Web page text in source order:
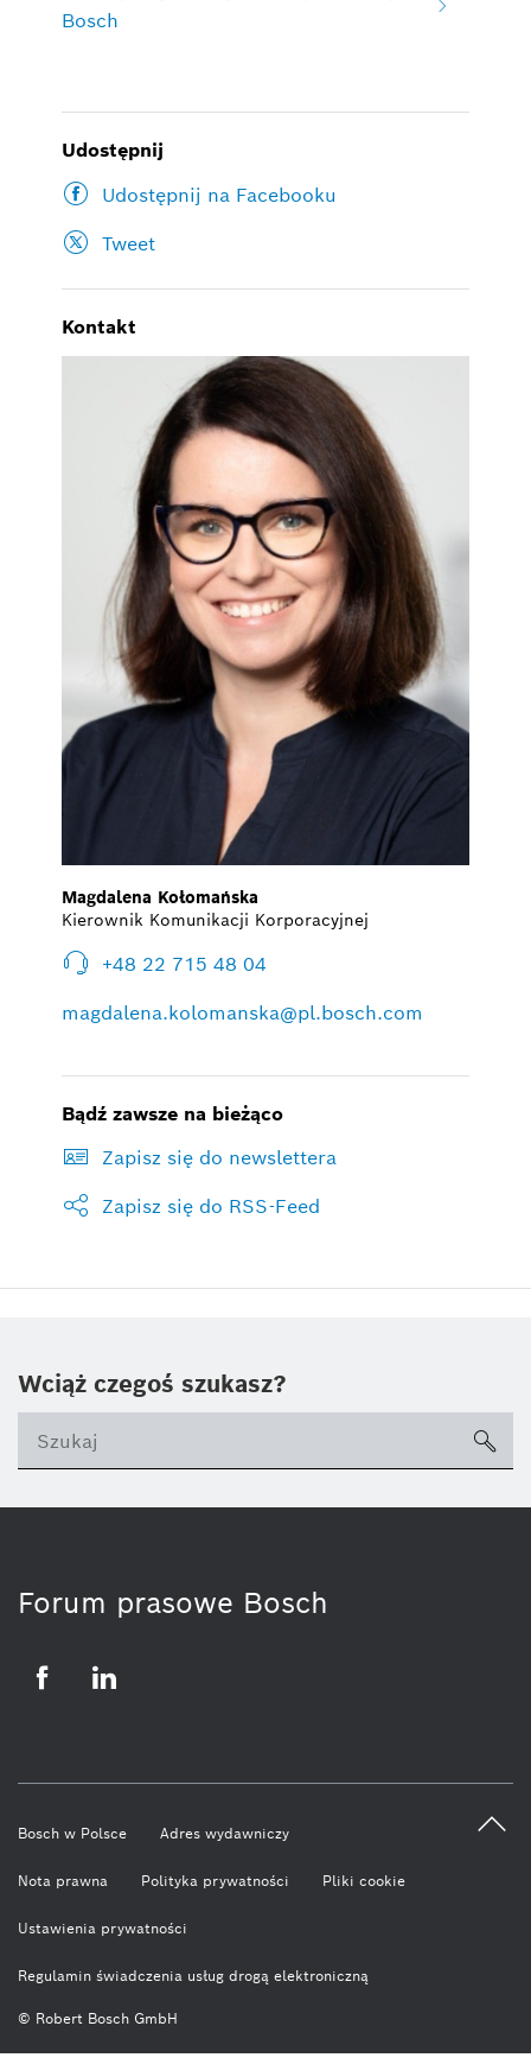
Bosch
Udostępnij
Udostępnij na Facebooku
Tweet
Kontakt
Magdalena Kołomańska
Kierownik Komunikacji Korporacyjnej
+48 22 715 48 04
magdalena.kolomanska@pl.bosch.com
Bądź zawsze na bieżąco
Zapisz się do newslettera
Zapisz się do RSS-Feed
Wciąż czegoś szukasz?
Forum prasowe Bosch
© Robert Bosch GmbH
Bosch w Polsce Adres wydawniczy
Nota prawna Polityka prywatności Pliki cookie
Ustawienia prywatności
Regulamin świadczenia usług drogą elektroniczną